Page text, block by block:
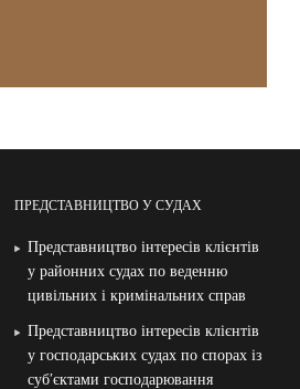
ПРЕДСТАВНИЦТВО У СУДАХ
Представництво інтересів клієнтів
у районних судах по веденню
цивільних і кримінальних справ
Представництво інтересів клієнтів
у господарських судах по спорах із
суб′єктами господарювання